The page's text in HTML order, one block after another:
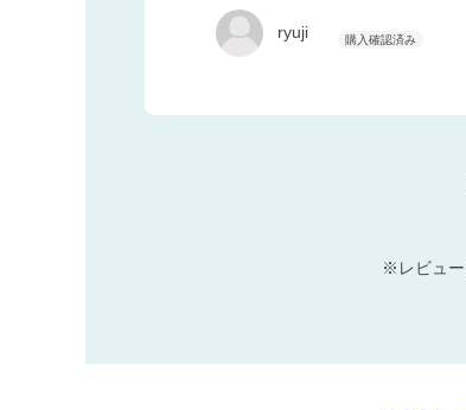
ryuji
※レビュー